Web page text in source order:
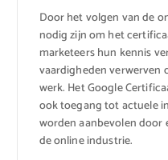
Door het volgen van de
nodig zijn om het
marketeers hun kennis
vaardigheden verwerven
werk. Het Google
ook toegang tot actuele
worden aanbevolen door
de online industrie.